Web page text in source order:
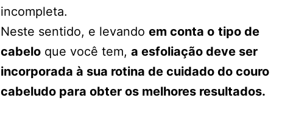
incompleta.
Neste sentido, e levandoem conta o tipo de
cabelo que você tem,a esfoliação deve ser
incorporada à sua rotina de cuidado do couro
cabeludo para obter os melhores resultados.